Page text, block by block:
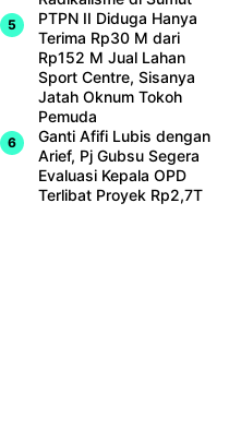
PTPN II Diduga Hanya
Terima Rp30 M dari
Rp152 M Jual Lahan
Sport Centre, Sisanya
Jatah Oknum Tokoh
Pemuda
Ganti Afifi Lubis dengan
Arief, Pj Gubsu Segera
Evaluasi Kepala OPD
Terlibat Proyek Rp2,7T